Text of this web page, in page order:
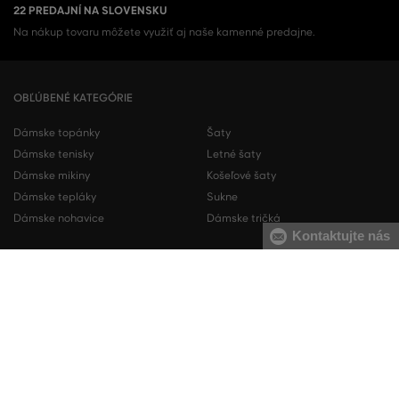
22 PREDAJNÍ NA SLOVENSKU
Na nákup tovaru môžete využiť aj naše kamenné predajne.
OBĽÚBENÉ KATEGÓRIE
Dámske topánky
Dámske tenisky
Dámske mikiny
Dámske tepláky
Dámske nohavice
Šaty
Letné šaty
Košeľové šaty
Sukne
Dámske tričká
Kontaktujte nás